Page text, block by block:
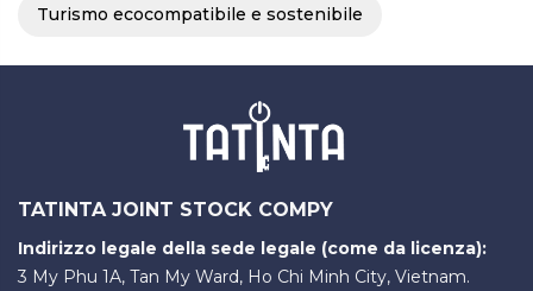
Turismo ecocompatibile e sostenibile
TATINTA JOINT STOCK COMPY
Indirizzo legale della sede legale (come da licenza):
3 My Phu 1A, Tan My Ward, Ho Chi Minh City, Vietnam.